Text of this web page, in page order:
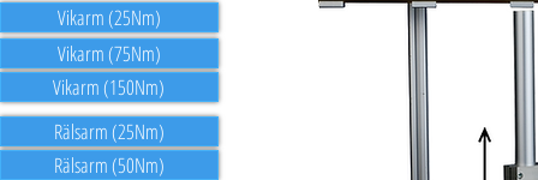
Vikarm (25Nm)
Vikarm (75Nm)
Vikarm (150Nm)
Rälsarm (25Nm)
Rälsarm (50Nm)